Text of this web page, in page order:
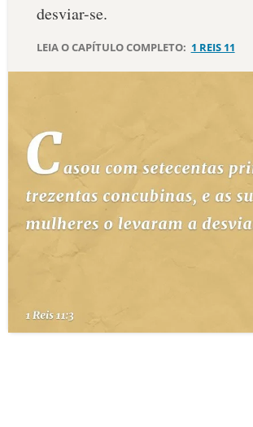
DEVOCIONAL DIÁRIO
ESTUDOS BÍBLICOS
ESBOÇOS DE PREGAÇÃO
PERGUNTE À BÍBLIA
TERMO BÍBLICO
desviar-se.
LEIA O CAPÍTULO COMPLETO: 1 REIS 11